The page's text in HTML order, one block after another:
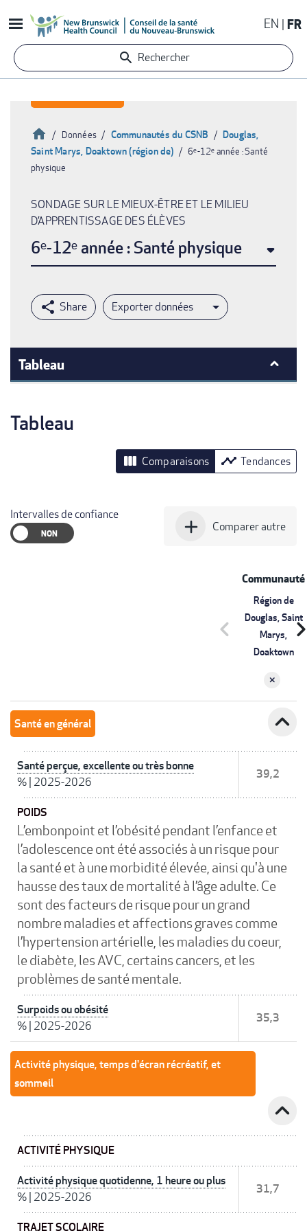
au
contenu
principal
EN FR
Rechercher
Fil
Accueil
Données Communautés du CSNB
Douglas,
Saint Marys, Doaktown (région de)
6ᵉ-12ᵉ année : Santé
physique
SONDAGE SUR LE MIEUX-ÊTRE ET LE MILIEU
D’APPRENTISSAGE DES ÉLÈVES
6ᵉ-12ᵉ année : Santé physique
Exporter données
Tableau
Tableau
view_column Comparaisons timeline Tendances
Intervalles de confiance
add Comparer autre
Communauté
Région de
Douglas, Saint
Marys,
Doaktown
chevron_left
Santé en général expand_less
Santé perçue, excellente ou très bonne
% 2025-2026
39,2
POIDS
L’embonpoint et l’obésité pendant l’enfance et
l’adolescence ont été associés à un risque pour
la santé et à une morbidité élevée, ainsi qu'à une
hausse des taux de mortalité à l’âge adulte. Ce
sont des facteurs de risque pour un grand
nombre maladies et affections graves comme
l’hypertension artérielle, les maladies du coeur,
le diabète, les AVC, certains cancers, et les
problèmes de santé mentale.
Surpoids ou obésité
% 2025-2026
35,3
Activité physique, temps d'écran récréatif, et
sommeil
expand_less
ACTIVITÉ PHYSIQUE
Activité physique quotidenne, 1 heure ou plus
% 2025-2026
31,7
TRAJET SCOLAIRE